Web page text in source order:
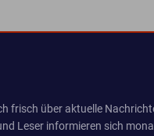
über aktuelle
Leser informieren sich